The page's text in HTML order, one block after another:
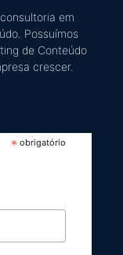
em
​. Possuímos
de Conteúdo
crescer.
* obrigatório